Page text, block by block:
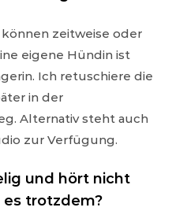
zeitweise oder
eigene Hündin ist
Ich retuschiere die
in der
Alternativ steht auch
zur Verfügung.
und hört nicht
es trotzdem?